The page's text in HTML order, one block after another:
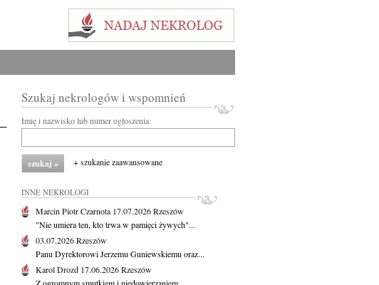
Szukaj nekrologów i wspomnień
Imię i nazwisko lub numer ogłoszenia:
+ szukanie zaawansowane
INNE NEKROLOGI
Marcin Piotr Czarnota 17.07.2026Rzeszów
"Nie umiera ten, kto trwa w pamięci żywych"...
03.07.2026Rzeszów
Panu Dyrektorowi Jerzemu Guniewskiemu oraz...
Karol Drozd 17.06.2026Rzeszów